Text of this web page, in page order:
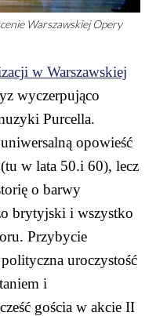
Warszawskiej Opery
w Warszawskiej
wyczerpująco
Purcella.
opowieść
w lata 50.i 60), lecz
o barwy
brytyjski i wszystko
Przybycie
uroczystość
i
gościa w akcie II